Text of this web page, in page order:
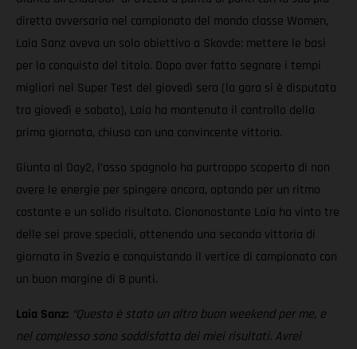
diretta avversaria nel campionato del mondo classe Women,
Laia Sanz aveva un solo obiettivo a Skovde: mettere le basi
per la conquista del titolo. Dopo aver fatto segnare i tempi
migliori nel Super Test del giovedì sera (la gara si è disputata
tra giovedì e sabato), Laia ha mantenuto il controllo della
prima giornata, chiusa con una convincente vittoria.
Giunta al Day2, l’asso spagnolo ha purtroppo scoperto di non
avere le energie per spingere ancora, optando per un ritmo
costante e un solido risultato. Ciononostante Laia ha vinto tre
delle sei prove speciali, ottenendo una seconda vittoria di
giornata in Svezia e conquistando il vertice di campionato con
un buon margine di 8 punti.
Laia Sanz: “Questo è stato un altro buon weekend per me, e
nel complesso sono soddisfatta dei miei risultati. Avrei